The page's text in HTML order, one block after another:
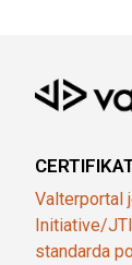
Valterportal
Initiative/
standarda